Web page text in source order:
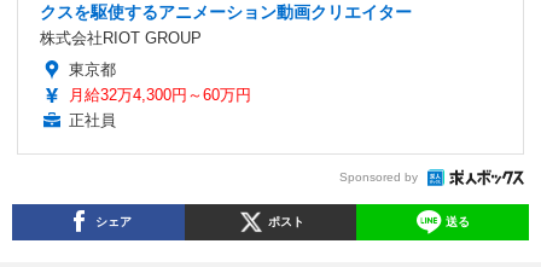
クスを駆使するアニメーション動画クリエイター
株式会社RIOT GROUP
東京都
月給32万4,300円～60万円
正社員
Sponsored by
シェア ポスト 送る